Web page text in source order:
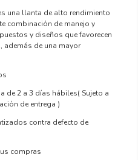
una llanta de alto rendimiento
combinación de manejo y
y diseños que favorecen
además de una mayor
de 2 a 3 días hábiles( Sujeto a
de entrega )
contra defecto de
compras